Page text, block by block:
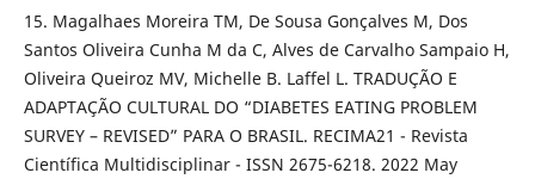
15. Magalhaes Moreira TM, De Sousa Gonçalves M, Dos
Santos Oliveira Cunha M da C, Alves de Carvalho Sampaio H,
Oliveira Queiroz MV, Michelle B. Laffel L. TRADUÇÃO E
ADAPTAÇÃO CULTURAL DO “DIABETES EATING PROBLEM
SURVEY – REVISED” PARA O BRASIL. RECIMA21 - Revista
Científica Multidisciplinar - ISSN 2675-6218. 2022 May